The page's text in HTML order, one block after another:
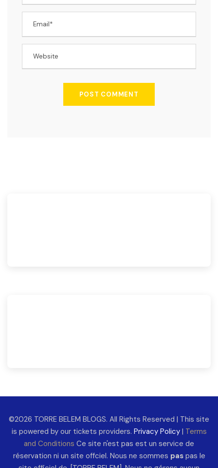
©2026 TORRE BELEM BLOGS. All Rights Reserved | This site
is powered by our tickets providers. Privacy Policy| Terms
and Conditions Ce site n'est pas est un service de
réservation ni un site offciel. Nous ne sommes paspas le